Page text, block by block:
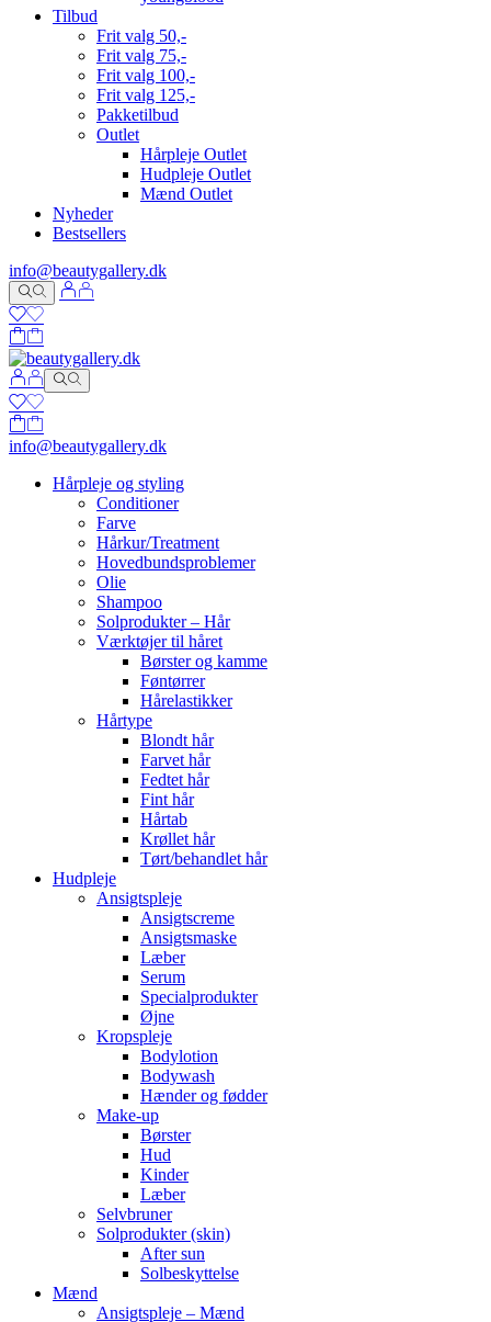
Tilbud
Frit valg 50,-
Frit valg 75,-
Frit valg 100,-
Frit valg 125,-
Pakketilbud
Outlet
Hårpleje Outlet
Hudpleje Outlet
Mænd Outlet
Nyheder
Bestsellers
info@beautygallery.dk
info@beautygallery.dk
Hårpleje og styling
Conditioner
Farve
Hårkur/Treatment
Hovedbundsproblemer
Olie
Shampoo
Solprodukter – Hår
Værktøjer til håret
Børster og kamme
Føntørrer
Hårelastikker
Hårtype
Blondt hår
Farvet hår
Fedtet hår
Fint hår
Hårtab
Krøllet hår
Tørt/behandlet hår
Hudpleje
Ansigtspleje
Ansigtscreme
Ansigtsmaske
Læber
Serum
Specialprodukter
Øjne
Kropspleje
Bodylotion
Bodywash
Hænder og fødder
Make-up
Børster
Hud
Kinder
Læber
Selvbruner
Solprodukter (skin)
After sun
Solbeskyttelse
Mænd
Ansigtspleje – Mænd